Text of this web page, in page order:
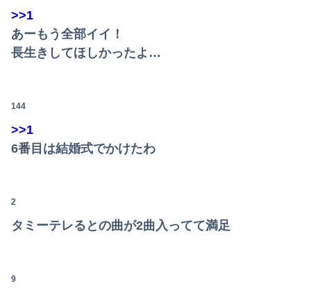
【悲報】黒人、卑怯すぎて炎上するｗｗｗｗ
>>1
あーもう全部イイ！
長生きしてほしかったよ…
144
>>1
6番目は結婚式でかけたわ
2
タミーテレるとの曲が2曲入ってて満足
9